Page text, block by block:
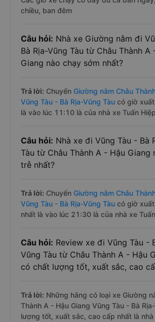
chiều, ban đêm
Câu hỏi: Nhà xe Giường nằm đi
Bà Rịa-Vũng Tàu từ Châu Thành A
Giang nào chạy sớm nhất?
Trả lời: Chuyến Giường nằm Châu
Vũng Tàu - Bà Rịa-Vũng Tàu có giờ
là vào lúc 11:10 là của nhà xe Tuấn
Câu hỏi: Nhà xe đi Vũng Tàu - Bà
Tàu từ Châu Thành A - Hậu Giang
trễ nhất?
Trả lời: Chuyến Giường nằm Châu
Vũng Tàu - Bà Rịa-Vũng Tàu có giờ
nhất là vào lúc 21:30 là của nhà xe
Câu hỏi: Review xe đi Vũng Tàu -
Vũng Tàu từ Châu Thành A - Hậu
có chất lượng tốt, xuất sắc, cao
Trả lời: Những hãng có loại xe Giường
Thành A - Hậu Giang Vũng Tàu - Bà
lượng tốt, xuất sắc, cao cấp nhất là nhà